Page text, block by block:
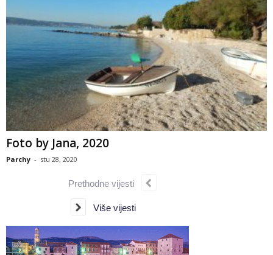
Foto by Jana, 2020
Parchy - stu 28, 2020
Prethodne vijesti
Više vijesti